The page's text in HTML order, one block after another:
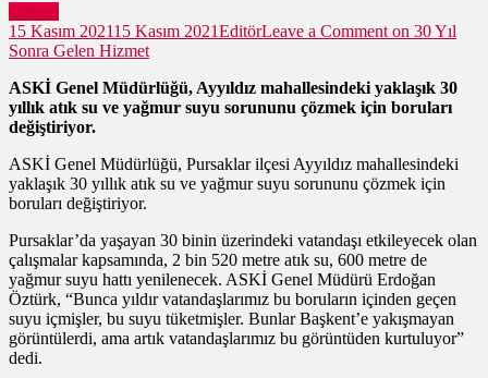
Güncel
15 Kasım 202115 Kasım 2021EditörLeave a Comment on 30 Yıl
Sonra Gelen Hizmet
ASKİ Genel Müdürlüğü, Ayyıldız mahallesindeki yaklaşık 30
yıllık atık su ve yağmur suyu sorununu çözmek için boruları
değiştiriyor.
ASKİ Genel Müdürlüğü, Pursaklar ilçesi Ayyıldız mahallesindeki
yaklaşık 30 yıllık atık su ve yağmur suyu sorununu çözmek için
boruları değiştiriyor.
Pursaklar’da yaşayan 30 binin üzerindeki vatandaşı etkileyecek olan
çalışmalar kapsamında, 2 bin 520 metre atık su, 600 metre de
yağmur suyu hattı yenilenecek. ASKİ Genel Müdürü Erdoğan
Öztürk, “Bunca yıldır vatandaşlarımız bu boruların içinden geçen
suyu içmişler, bu suyu tüketmişler. Bunlar Başkent’e yakışmayan
görüntülerdi, ama artık vatandaşlarımız bu görüntüden kurtuluyor”
dedi.